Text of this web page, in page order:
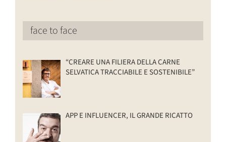
face to face
“CREARE UNA FILIERA DELLA CARNE
SELVATICA TRACCIABILE E SOSTENIBILE”
APP E INFLUENCER, IL GRANDE RICATTO